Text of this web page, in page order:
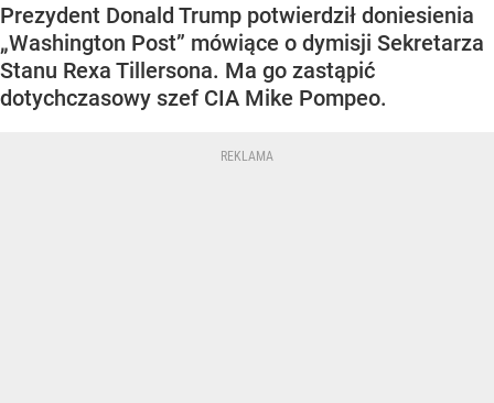
Prezydent Donald Trump potwierdził doniesienia
„Washington Post” mówiące o dymisji Sekretarza
Stanu Rexa Tillersona. Ma go zastąpić
dotychczasowy szef CIA Mike Pompeo.